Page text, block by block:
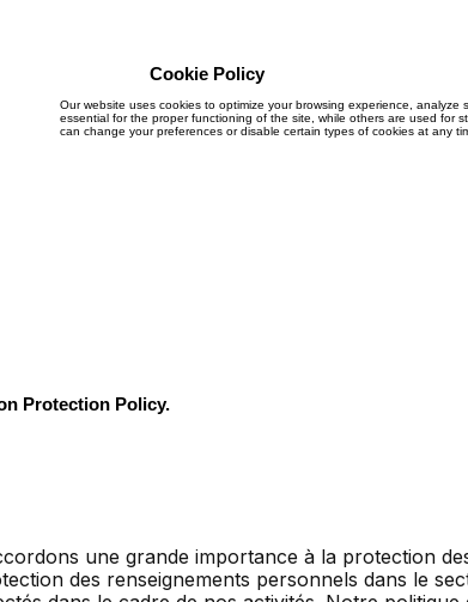
Protection Policy.
une grande importance à la protection
des renseignements personnels dans le
Cookie Policy
Our website uses cookies to optimize your browsing experience,
essential for the proper functioning of the site, while others are used for
can change your preferences or disable certain types of cookies at any